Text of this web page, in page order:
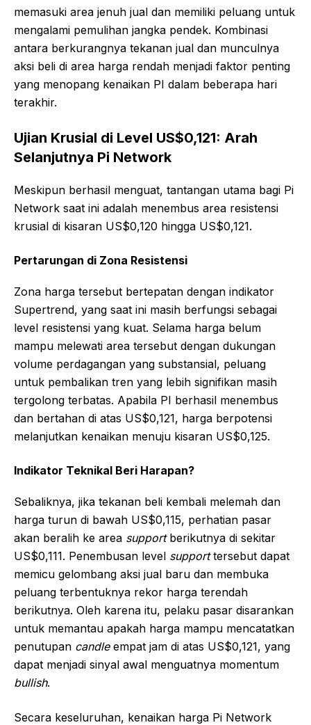
memasuki area jenuh jual dan memiliki peluang untuk
mengalami pemulihan jangka pendek. Kombinasi
antara berkurangnya tekanan jual dan munculnya
aksi beli di area harga rendah menjadi faktor penting
yang menopang kenaikan PI dalam beberapa hari
terakhir.
Ujian Krusial di Level US$0,121: Arah
Selanjutnya Pi Network
Meskipun berhasil menguat, tantangan utama bagi Pi
Network saat ini adalah menembus area resistensi
krusial di kisaran US$0,120 hingga US$0,121.
Pertarungan di Zona Resistensi
Zona harga tersebut bertepatan dengan indikator
Supertrend, yang saat ini masih berfungsi sebagai
level resistensi yang kuat. Selama harga belum
mampu melewati area tersebut dengan dukungan
volume perdagangan yang substansial, peluang
untuk pembalikan tren yang lebih signifikan masih
tergolong terbatas. Apabila PI berhasil menembus
dan bertahan di atas US$0,121, harga berpotensi
melanjutkan kenaikan menuju kisaran US$0,125.
Indikator Teknikal Beri Harapan?
Sebaliknya, jika tekanan beli kembali melemah dan
harga turun di bawah US$0,115, perhatian pasar
akan beralih ke area supportberikutnya di sekitar
US$0,111. Penembusan level supporttersebut dapat
memicu gelombang aksi jual baru dan membuka
peluang terbentuknya rekor harga terendah
berikutnya. Oleh karena itu, pelaku pasar disarankan
untuk memantau apakah harga mampu mencatatkan
penutupan candleempat jam di atas US$0,121, yang
dapat menjadi sinyal awal menguatnya momentum
bullish.
Secara keseluruhan, kenaikan harga Pi Network